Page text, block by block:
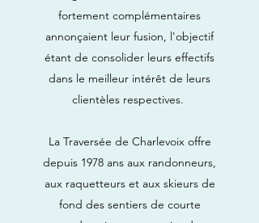
fortement complémentaires
annonçaient leur fusion, l'objectif
étant de consolider leurs effectifs
dans le meilleur intérêt de leurs
clientèles respectives.
La Traversée de Charlevoix offre
depuis 1978 ans aux randonneurs,
aux raquetteurs et aux skieurs de
fond des sentiers de courte